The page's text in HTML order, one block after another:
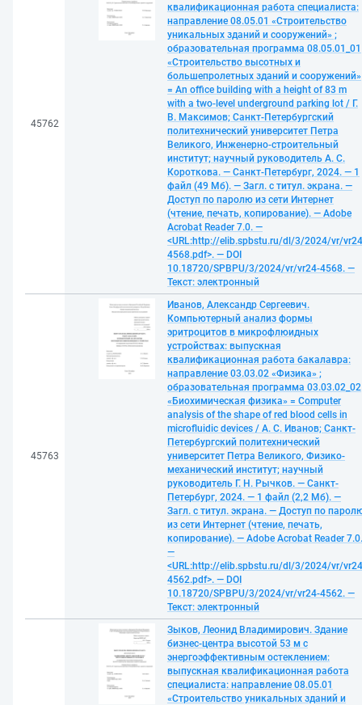
45762
квалификационная работа специалиста:
направление 08.05.01 «Строительство
уникальных зданий и сооружений» ;
образовательная программа 08.05.01_01
«Строительство высотных и
большепролетных зданий и сооружений»
= An office building with a height of 83 m
with a two-level underground parking lot / Г.
В. Максимов; Санкт-Петербургский
политехнический университет Петра
Великого, Инженерно-строительный
институт; научный руководитель А. С.
Короткова. — Санкт-Петербург, 2024. — 1
файл (49 Мб). — Загл. с титул. экрана. —
Доступ по паролю из сети Интернет
(чтение, печать, копирование). — Adobe
Acrobat Reader 7.0. —
<URL:http://elib.spbstu.ru/dl/3/2024/vr/
4568.pdf>. — DOI
10.18720/SPBPU/3/2024/vr/vr24-4568. —
Текст: электронный
45763
Иванов, Александр Сергеевич.
Компьютерный анализ формы
эритроцитов в микрофлюидных
устройствах: выпускная
квалификационная работа бакалавра:
направление 03.03.02 «Физика» ;
образовательная программа 03.03.02_02
«Биохимическая физика» = Computer
analysis of the shape of red blood cells in
microfluidic devices / А. С. Иванов; Санкт-
Петербургский политехнический
университет Петра Великого, Физико-
механический институт; научный
руководитель Г. Н. Рычков. — Санкт-
Петербург, 2024. — 1 файл (2,2 Мб). —
Загл. с титул. экрана. — Доступ по
из сети Интернет (чтение, печать,
копирование). — Adobe Acrobat Reader 7.0.
—
<URL:http://elib.spbstu.ru/dl/3/2024/vr/
4562.pdf>. — DOI
10.18720/SPBPU/3/2024/vr/vr24-4562. —
Текст: электронный
Зыков, Леонид Владимирович. Здание
бизнес-центра высотой 53 м с
энергоэффективным остеклением:
выпускная квалификационная работа
специалиста: направление 08.05.01
«Строительство уникальных зданий и